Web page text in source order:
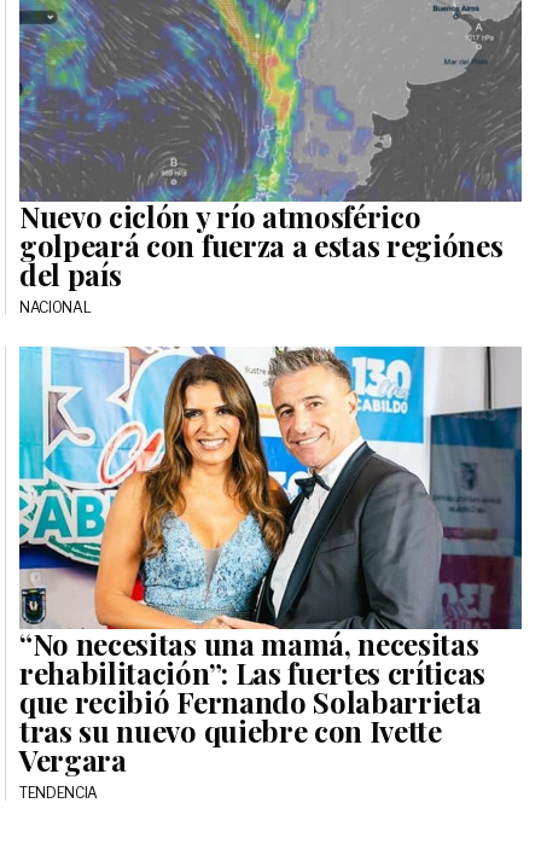
Nuevo ciclón y río atmosférico
golpeará con fuerza a estas regiónes
del país
NACIONAL
“No necesitas una mamá, necesitas
rehabilitación”: Las fuertes críticas
que recibió Fernando Solabarrieta
tras su nuevo quiebre con Ivette
Vergara
TENDENCIA